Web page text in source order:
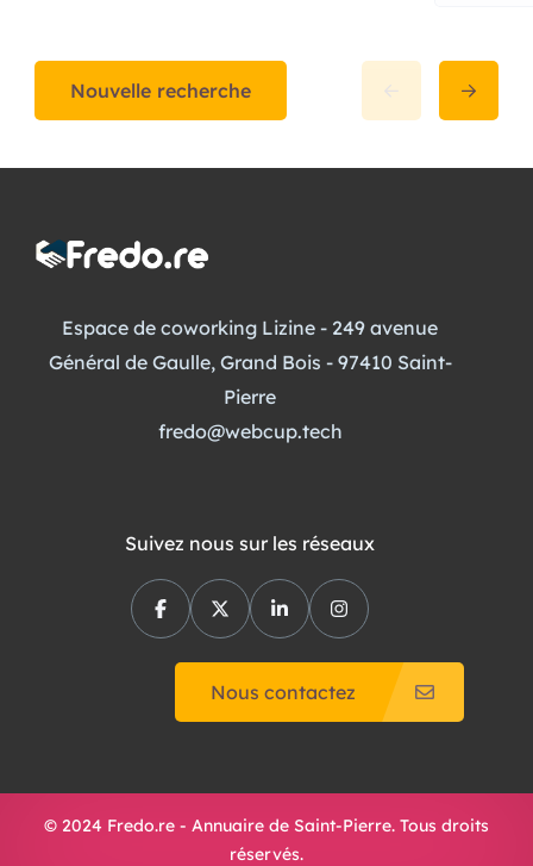
Nouvelle recherche
Espace de coworking Lizine - 249 avenue
Général de Gaulle, Grand Bois - 97410 Saint-
Pierre
fredo@webcup.tech
Suivez nous sur les réseaux
Nous contactez
© 2024 Fredo.re - Annuaire de Saint-Pierre. Tous droits
réservés.